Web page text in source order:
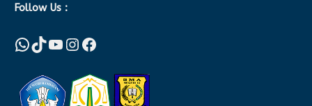
Follow Us :
WhatsApp
TikTok
YouTube
Instagram
Facebook